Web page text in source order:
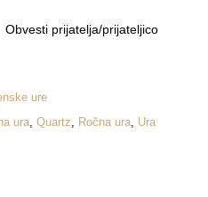
Obvesti prijatelja/prijateljico
ure
ura, Quartz, Ročna ura, Ura